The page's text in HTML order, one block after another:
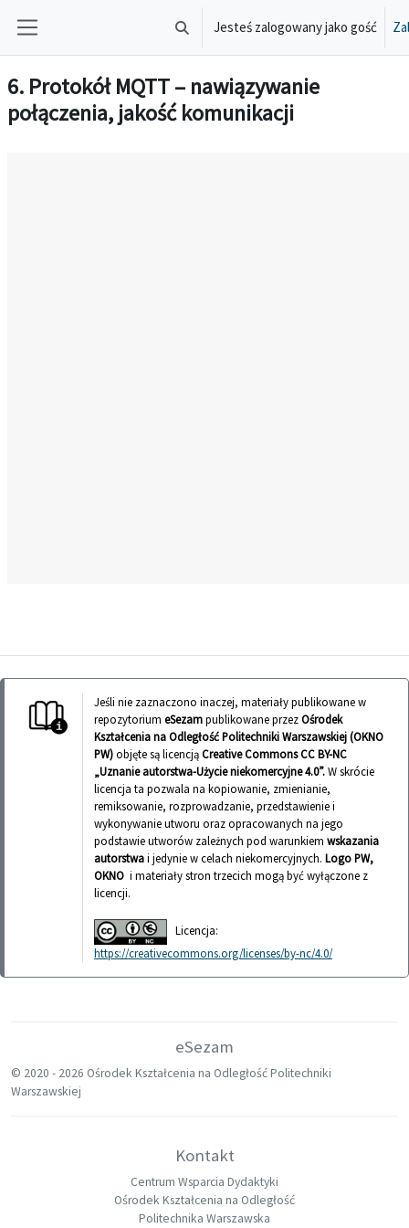
Przełącznik wyszukiwarki
Jesteś zalogowany jako gość
6. Protokół MQTT – nawiązywanie
połączenia, jakość komunikacji
Jeśli nie zaznaczono inaczej, materiały publikowane w
repozytorium eSezampublikowane przezOśrodek
Kształcenia na Odległość Politechniki Warszawskiej (OKNO
PW)objęte są licencjąCreative Commons CC BY-NC
„Uznanie autorstwa-Użycie niekomercyjne 4.0”.W skrócie
licencja ta pozwala na kopiowanie, zmienianie,
remiksowanie, rozprowadzanie, przedstawienie i
wykonywanie utworu oraz opracowanych na jego
podstawie utworów zależnych pod warunkiem wskazania
autorstwai jedynie w celach niekomercyjnych. Logo PW,
OKNO i materiały stron trzecich mogą być wyłączone z
licencji.
Licencja:
https://creativecommons.org/licenses/by-nc/4.0/
eSezam
© 2020 - 2026 Ośrodek Kształcenia na Odległość Politechniki
Warszawskiej
Kontakt
Centrum Wsparcia Dydaktyki
Ośrodek Kształcenia na Odległość
Politechnika Warszawska